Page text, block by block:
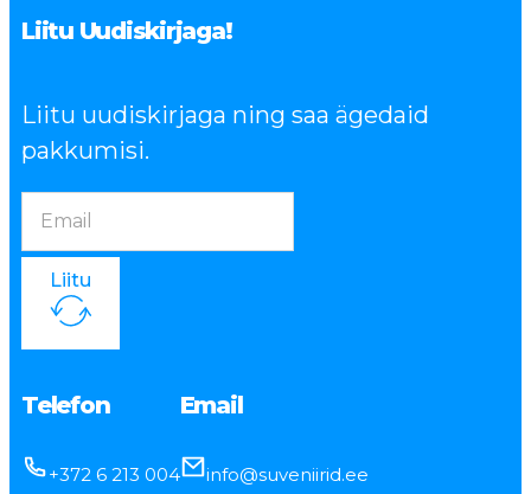
Liitu Uudiskirjaga!
Liitu uudiskirjaga ning saa ägedaid
pakkumisi.
Liitu
Telefon
+372 6 213 004
Email
info@suveniirid.ee